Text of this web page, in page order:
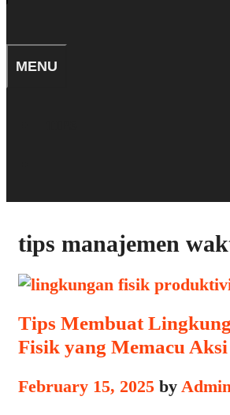
MENU
tips manajemen
Tips Membuat
Fisik yang Memacu Aksi
February 15, 2025 by